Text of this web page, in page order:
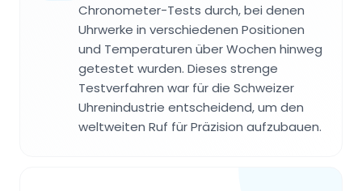
Chronometer-Tests durch, bei denen
Uhrwerke in verschiedenen Positionen
und Temperaturen über Wochen hinweg
getestet wurden. Dieses strenge
Testverfahren war für die Schweizer
Uhrenindustrie entscheidend, um den
weltweiten Ruf für Präzision aufzubauen.